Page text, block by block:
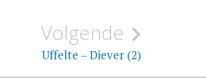
Volgende
Uffelte – Diever (2)